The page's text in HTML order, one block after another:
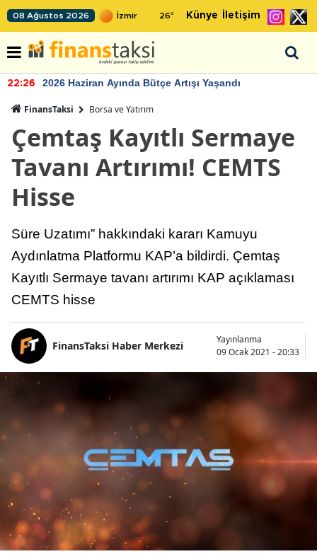
08 Ağustos 2026 26° Künye İletişim
22:26 2026 Haziran Ayında Bütçe Artışı Yaşandı
FinansTaksi Borsa ve Yatırım
Çemtaş Kayıtlı Sermaye
Tavanı Artırımı! CEMTS
Hisse
Süre Uzatımı” hakkındaki kararı Kamuyu
Aydınlatma Platformu KAP’a bildirdi. Çemtaş
Kayıtlı Sermaye tavanı artırımı KAP açıklaması
CEMTS hisse
FinansTaksi Haber Merkezi
Yayınlanma
09 Ocak 2021 - 20:33